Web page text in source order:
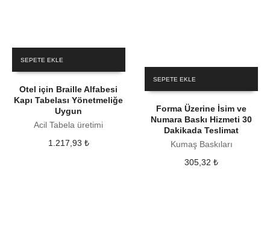
SEPETE EKLE
Otel için Braille Alfabesi
Kapı Tabelası Yönetmeliğe
Uygun
Acil Tabela üretimi
1.217,93 ₺
SEPETE EKLE
Forma Üzerine İsim ve
Numara Baskı Hizmeti 30
Dakikada Teslimat
Kumaş Baskıları
305,32₺